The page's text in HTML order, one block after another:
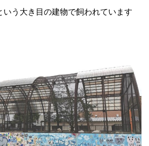
いう大き目の建物で飼われています